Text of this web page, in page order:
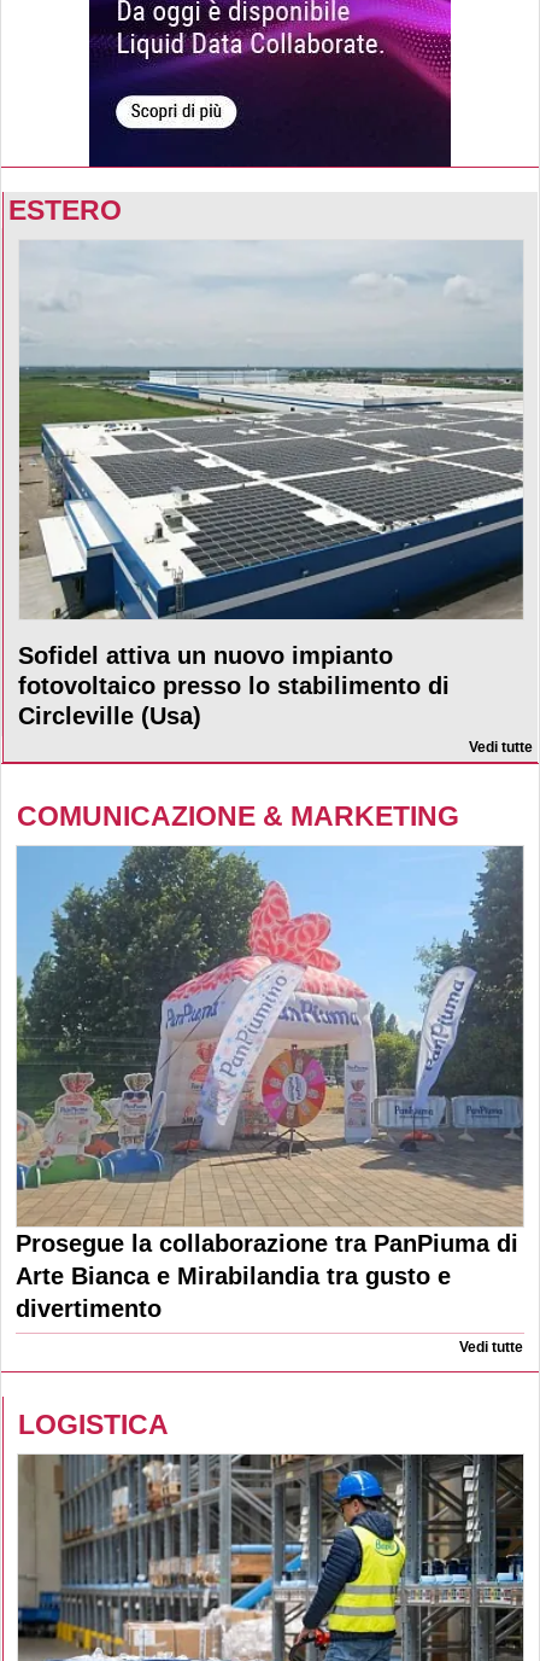
ESTERO
Sofidel attiva un nuovo impianto
fotovoltaico presso lo stabilimento di
Circleville (Usa)
Vedi tutte
COMUNICAZIONE & MARKETING
Prosegue la collaborazione tra PanPiuma di
Arte Bianca e Mirabilandia tra gusto e
divertimento
Vedi tutte
LOGISTICA